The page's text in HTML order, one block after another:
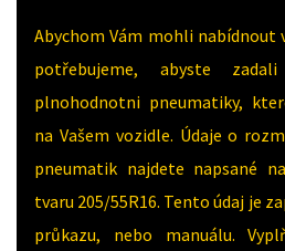
Abychom Vám mohli nabídnout
potřebujeme, abyste
plnohodnotni pneumatiky,
na Vašem vozidle. Údaje o
pneumatik najdete napsané
tvaru 205/55R16. Tento údaj je
průkazu, nebo manuálu.